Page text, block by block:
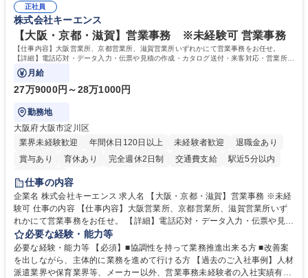
正社員
株式会社キーエンス
【大阪・京都・滋賀】営業事務 ※未経験可 営業事務
【仕事内容】大阪営業所、京都営業所、滋賀営業所いずれかにて営業事務をお任せ。
【詳細】電話応対・データ入力・伝票や見積の作成・カタログ送付・来客対応・営業所内
で発生する事務業務や業務改善をお任せ。
月給
27万9000円～28万1000円
勤務地
大阪府大阪市淀川区
業界未経験歓迎
年間休日120日以上 未経験者歓迎
退職金あり
賞与あり
育休あり 完全週休2日制 交通費支給
駅近5分以内
土日祝休み
仕事の内容
企業名 株式会社キーエンス 求人名 【大阪・京都・滋賀】営業事務 ※未経
験可 仕事の内容 【仕事内容】大阪営業所、京都営業所、滋賀営業所いず
れかにて営業事務をお任せ。 【詳細】電話応対・データ入力・伝票や見積
の作成・カタログ送付・来客対応・営業所内で発生する事務業務や業務改
善をお任せ。 【教育制度】ご入社後、育成担当とペアになりながらOJTに
て業務を覚えていただくことが可能です。業務システムがきちんと構築さ
れているため、スムーズに仕事に慣れることができる環境です。また、
必要な経験・能力等
必要な経験・能力等 【必須】■協調性を持って業務推進出来る方 ■改善案
を出しながら、主体的に業務を進めて行ける方 【過去のご入社事例】人材
派遣業界や保育業界等、メーカー以外、営業事務未経験者の入社実績有